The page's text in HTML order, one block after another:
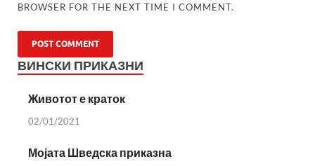
BROWSER FOR THE NEXT TIME I COMMENT.
ВИНСКИ ПРИКАЗНИ
Животот е краток
02/01/2021
Мојата Шведска приказна